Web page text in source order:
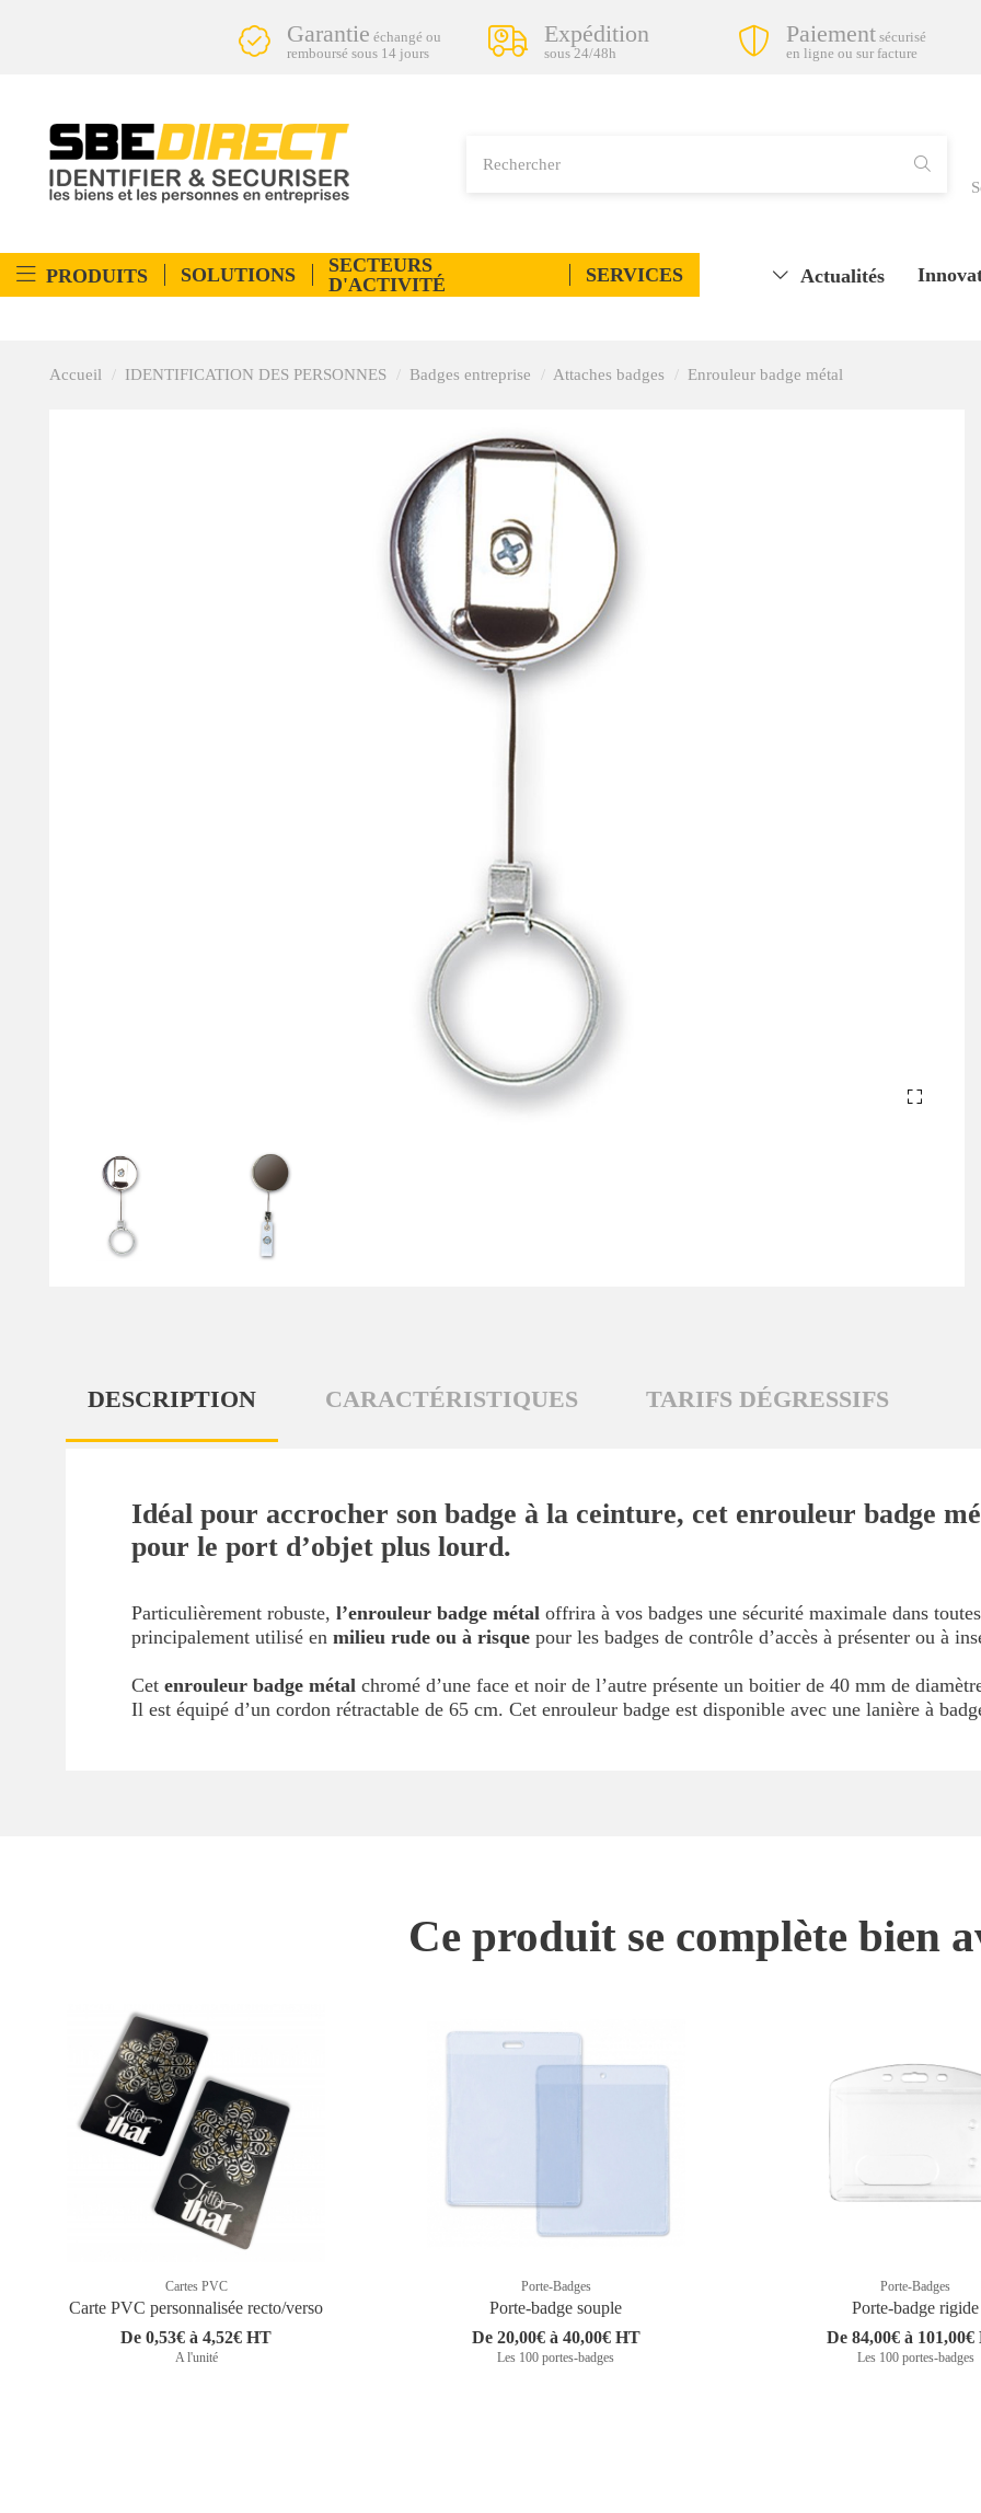
Garantie échangé ou
remboursé sous 14 jours
Expédition
sous 24/48h
Paiement sécurisé
en ligne ou sur facture
PRODUITS SOLUTIONS
SECTEURS
D'ACTIVITÉ
SERVICES Actualités
Accueil IDENTIFICATION DES PERSONNES Badges entreprise Attaches badges Enrouleur badge métal
DESCRIPTION CARACTÉRISTIQUES TARIFS DÉGRESSIFS
Idéal pour accrocher son badge à la ceinture, cet enrouleur badge
pour le port d’objet plus lourd.
Particulièrement robuste, l’enrouleur badge métal offrira à vos badges une sécurité maximale dans
principalement utilisé en milieu rude ou à risque pour les badges de contrôle d’accès à présenter ou à
Cet enrouleur badge métal chromé d’une face et noir de l’autre présente un boitier de 40 mm de
Il est équipé d’un cordon rétractable de 65 cm. Cet enrouleur badge est disponible avec une lanière à
Ce produit se complète bien
Cartes PVC
Carte PVC personnalisée recto/verso
De 0,53€ à 4,52€ HT
A l'unité
Porte-Badges
Porte-badge souple
De 20,00€ à 40,00€ HT
Les 100 portes-badges
Porte-Badges
Porte-badge rigide
De 84,00€ à
Les 100 portes-badges